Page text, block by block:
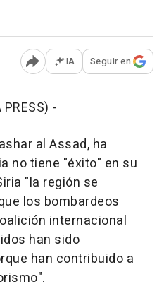
Abrir opciones para
IA Seguir en
PRESS) -
al Assad, ha
no tiene "éxito" en su
"la región se
los bombardeos
internacional
han sido
han contribuido a